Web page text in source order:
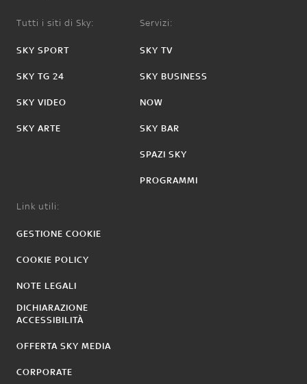
Tutti i siti di Sky:
SKY SPORT
SKY TG 24
SKY VIDEO
SKY ARTE
Servizi:
SKY TV
SKY BUSINESS
NOW
SKY BAR
SPAZI SKY
PROGRAMMI
Link utili:
GESTIONE COOKIE
COOKIE POLICY
NOTE LEGALI
DICHIARAZIONE
ACCESSIBILITÀ
OFFERTA SKY MEDIA
CORPORATE